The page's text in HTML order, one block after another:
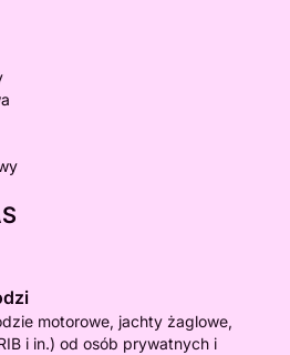
motorowe, jachty żaglowe,
i in.) od osób prywatnych i